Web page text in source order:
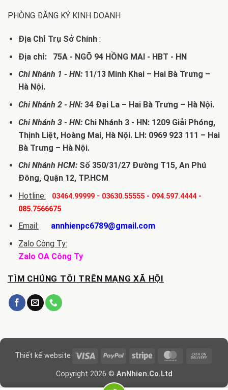
PHÒNG ĐĂNG KÝ KINH DOANH
Địa Chỉ Trụ Sở Chính:
Địa chỉ: 75A - NGÕ 94 HỒNG MAI - HBT - HN
Chi Nhánh 1 - HN:11/13 Minh Khai – Hai Bà Trưng –
Hà Nội.
Chi Nhánh 2 - HN:34 Đại La – Hai Bà Trưng – Hà Nội.
Chi Nhánh 3 - HN:Chi Nhánh 3 - HN: 1209 Giải Phóng,
Thịnh Liệt, Hoàng Mai, Hà Nội. LH: 0969 923 111 – Hai
Bà Trưng – Hà Nội.
Chi Nhánh HCM:Số 350/31/27 Đường T15, An Phú
Đông, Quận 12, TP.HCM
Hotline:
03464.99999- 03630.55555- 094.597.4444-
085.7566675
Email:
annhienpc6789@gmail.com
Zalo Công Ty:
Zalo OA Công Ty
TÌM CHÚNG TÔI TRÊN MẠNG XÃ HỘI
Thiết kế website Visa PayPal Stripe MasterCard
Copyright 2026 © AnNhien.Co.Ltd